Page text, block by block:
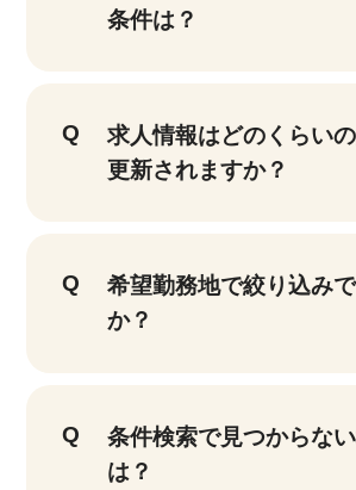
条件は？
求人情報はどのくらい
更新されますか？
希望勤務地で絞り込み
か？
条件検索で見つからな
は？